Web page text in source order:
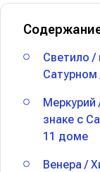
Светило /
Сатурном
Меркурий
знаке с
11 доме
Венера /